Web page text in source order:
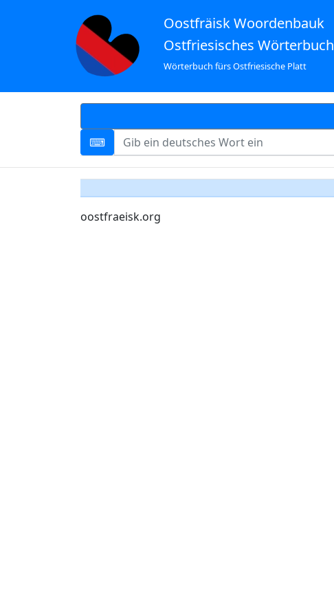
Oostfräisk Woordenbauk
Ostfriesisches Wörterbuch
Wörterbuch fürs Ostfriesische Platt
oostfraeisk.org